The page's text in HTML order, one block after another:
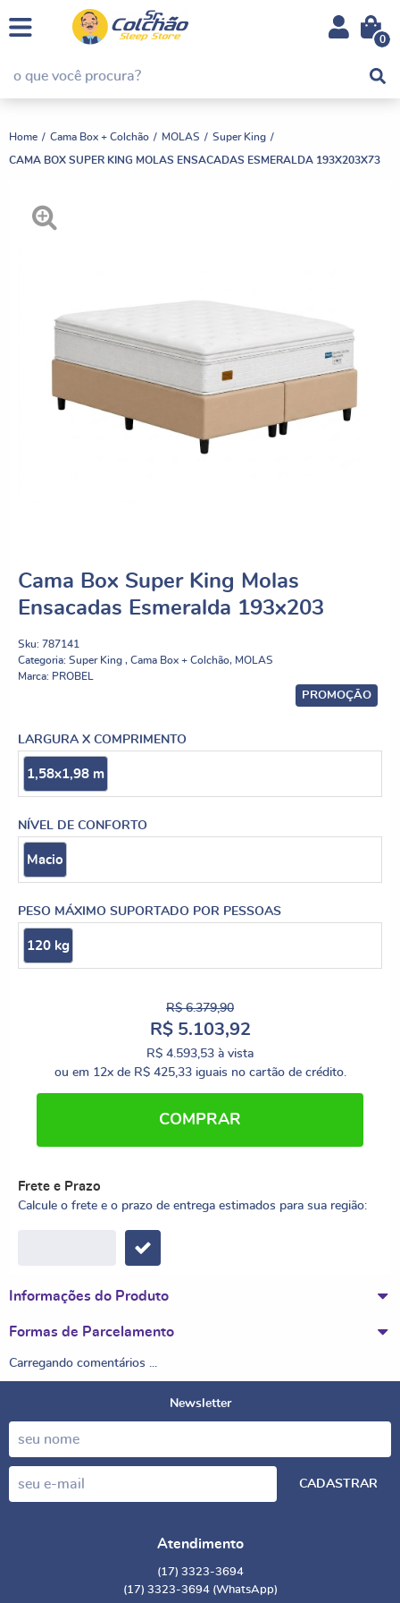
0
Home Cama Box + Colchão MOLAS Super King
CAMA BOX SUPER KING MOLAS ENSACADAS ESMERALDA 193X203X73
Cama Box Super King Molas
Ensacadas Esmeralda 193x203
Sku: 787141
Categoria: Super King , Cama Box + Colchão, MOLAS
Marca: PROBEL
PROMOÇÃO
LARGURA X COMPRIMENTO
1,58x1,98 m
NÍVEL DE CONFORTO
Macio
PESO MÁXIMO SUPORTADO POR PESSOAS
120 kg
R$ 6.379,90
R$ 5.103,92
R$ 4.593,53 à vista
ou em 12xde R$ 425,33 iguais no cartão de crédito.
COMPRAR
Frete e Prazo
Calcule o frete e o prazo de entrega estimados para sua região:
Informações do Produto
Formas de Parcelamento
Carregando comentários ...
Newsletter
CADASTRAR
Atendimento
(17) 3323-3694
(17) 3323-3694 (WhatsApp)